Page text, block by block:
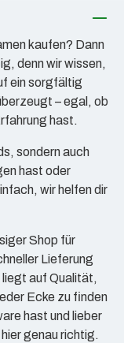
kaufen? Dann
denn wir wissen,
ein sorgfältig
– egal, ob
hast.
sondern auch
hast oder
wir helfen dir
Shop für
Lieferung
liegt auf Qualität,
Ecke zu finden
hast und lieber
genau richtig.